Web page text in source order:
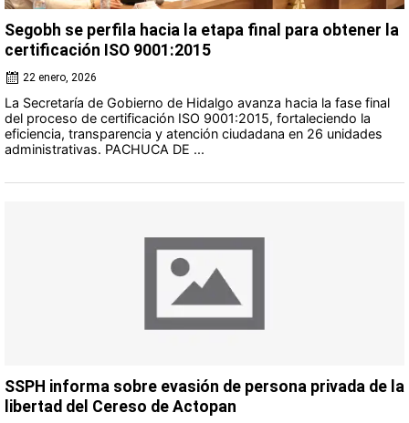
Segobh se perfila hacia la etapa final para obtener la
certificación ISO 9001:2015
22 enero, 2026
La Secretaría de Gobierno de Hidalgo avanza hacia la fase final
del proceso de certificación ISO 9001:2015, fortaleciendo la
eficiencia, transparencia y atención ciudadana en 26 unidades
administrativas. PACHUCA DE ...
SSPH informa sobre evasión de persona privada de la
libertad del Cereso de Actopan